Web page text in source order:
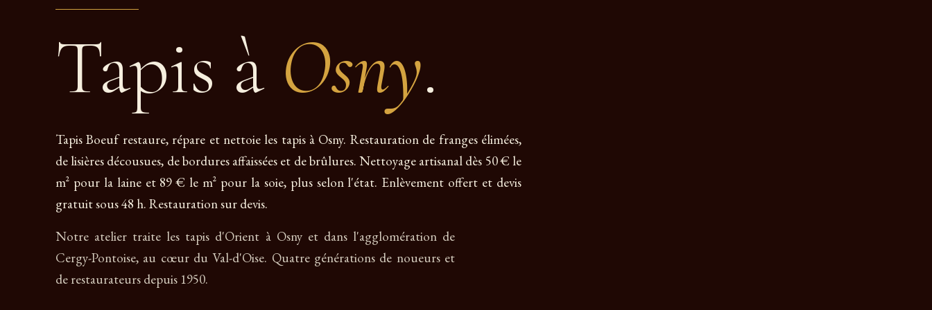
Tapis à Osny.
Tapis Boeuf restaure, répare et nettoie les tapis à Osny. Restauration de franges élimées,
de lisières décousues, de bordures affaissées et de brûlures. Nettoyage artisanal dès 50 € le
m² pour la laine et 89 € le m² pour la soie, plus selon l'état. Enlèvement offert et devis
gratuit sous 48 h. Restauration sur devis.
Notre atelier traite les tapis d'Orient à Osny et dans l'agglomération de
Cergy-Pontoise, au cœur du Val-d'Oise. Quatre générations de noueurs et
de restaurateurs depuis 1950.